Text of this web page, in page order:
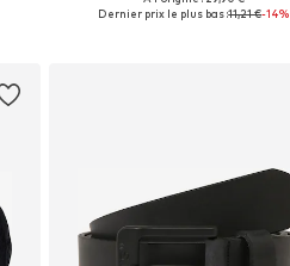
Tailles disponibles: 55-60
Dernier prix le plus bas :11,21 €-14%